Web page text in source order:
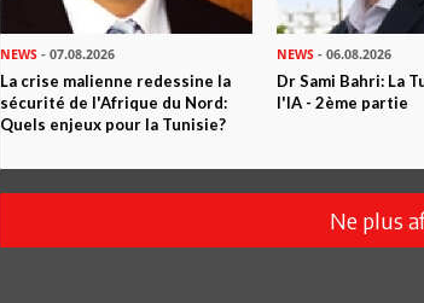
NEWS - 07.08.2026
La crise malienne redessine la
sécurité de l'Afrique du Nord:
Quels enjeux pour la Tunisie?
NEWS - 06.08.2026
Dr Sami Bahri: La
l'IA - 2ème partie
Ne plus